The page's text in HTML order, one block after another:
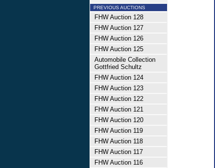
PREVIOUS AUCTIONS
FHW Auction 128
FHW Auction 127
FHW Auction 126
FHW Auction 125
Automobile Collection
Gottfried Schultz
FHW Auction 124
FHW Auction 123
FHW Auction 122
FHW Auction 121
FHW Auction 120
FHW Auction 119
FHW Auction 118
FHW Auction 117
FHW Auction 116